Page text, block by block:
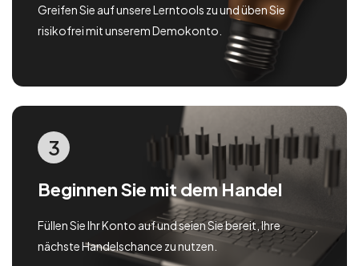
Greifen Sie auf unsere Lerntools zu und üben Sie
risikofrei mit unserem Demokonto.
3
Beginnen Sie mit dem Handel
Füllen Sie Ihr Konto auf und seien Sie bereit, Ihre
nächste Handelschance zu nutzen.